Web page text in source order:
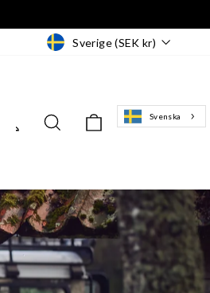
Valuta
Sverige (SEK kr)
Logga inSök Varukorg
Svenska